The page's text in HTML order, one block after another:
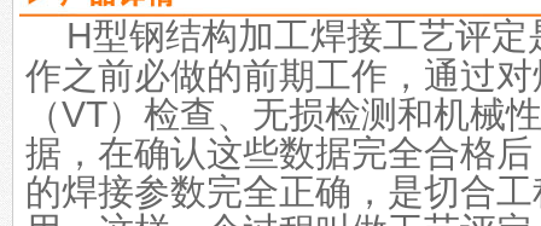
H型钢结构加工焊接工艺评定
作之前必做的前期工作，通过
（VT）检查、无损检测和机械
据，在确认这些数据完全合格
的焊接参数完全正确，是切合